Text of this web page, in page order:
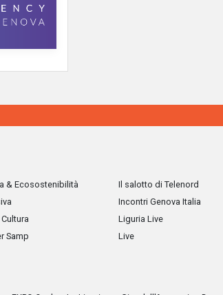
& Ecosostenibilità
Samp
Il salotto di Telenord
Incontri Genova Italia
Liguria Live
Live